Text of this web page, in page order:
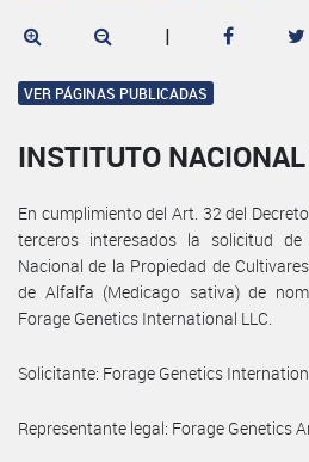
|
VER PÁGINAS PUBLICADAS
INSTITUTO
En cumplimiento del Art. 32 del
terceros interesados la solicitud
Nacional de la Propiedad de
de Alfalfa (Medicago sativa) de
Forage Genetics International LLC.
Solicitante: Forage Genetics
Representante legal: Forage Genetics